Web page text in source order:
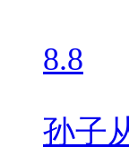
8.8
孙子